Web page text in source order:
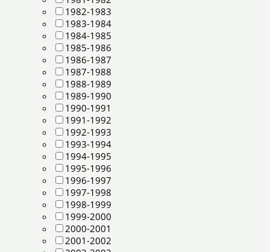
1982-1983
1983-1984
1984-1985
1985-1986
1986-1987
1987-1988
1988-1989
1989-1990
1990-1991
1991-1992
1992-1993
1993-1994
1994-1995
1995-1996
1996-1997
1997-1998
1998-1999
1999-2000
2000-2001
2001-2002